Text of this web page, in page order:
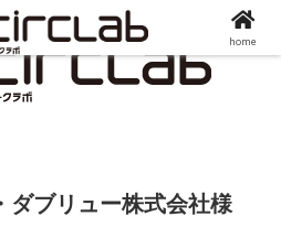
ダブリュー株式会社様
home